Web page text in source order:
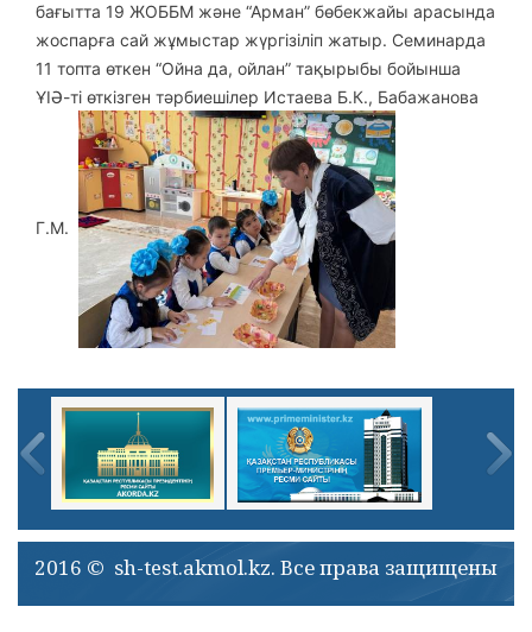
бағытта 19 ЖОББМ және “Арман” бөбекжайы арасында
жоспарға сай жұмыстар жүргізіліп жатыр. Семинарда
11 топта өткен “Ойна да, ойлан” тақырыбы бойынша
ҰІӘ-ті өткізген тәрбиешілер Истаева Б.К., Бабажанова
Г.М.
2016 © sh-test.akmol.kz. Все права защищены